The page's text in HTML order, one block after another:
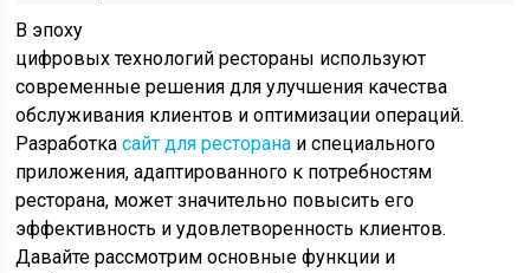
В эпоху
цифровых технологий рестораны используют
современные решения для улучшения качества
обслуживания клиентов и оптимизации операций.
Разработкасайт для ресторана и специального
приложения, адаптированного к потребностям
ресторана, может значительно повысить его
эффективность и удовлетворенность клиентов.
Давайте рассмотрим основные функции и